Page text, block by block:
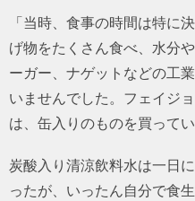
「当時、食事の時間は特に
げ物をたくさん食べ、水分
ーガー、ナゲットなどの工
いませんでした。フェイジ
は、缶入りのものを買って
炭酸入り清涼飲料水は一日
ったが、いったん自分で食